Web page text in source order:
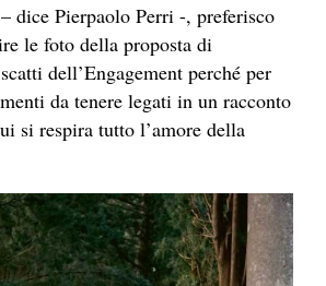
dice Pierpaolo Perri -, preferisco
le foto della proposta di
dell’Engagement perché per
da tenere legati in un racconto
si respira tutto l’amore della